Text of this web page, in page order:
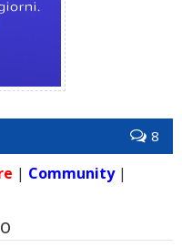
8
| Community|